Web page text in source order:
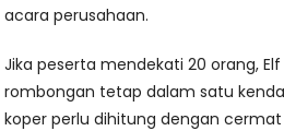
acara perusahaan.
Jika peserta mendekati 20 orang,
rombongan tetap dalam satu
koper perlu dihitung dengan